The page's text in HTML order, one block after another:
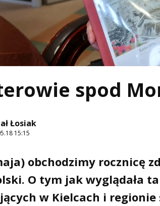
spod
Łosiak
15:15
obchodzimy rocznicę
O tym jak wyglądała
w Kielcach i